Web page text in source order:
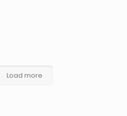
Load more